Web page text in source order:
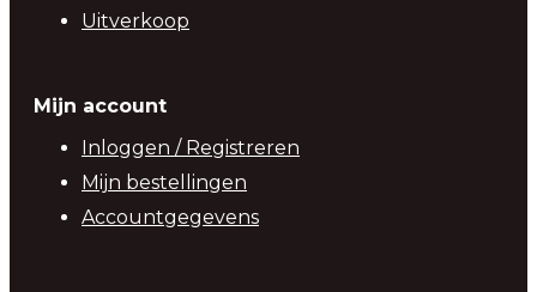
Uitverkoop
Mijn account
Inloggen / Registreren
Mijn bestellingen
Accountgegevens